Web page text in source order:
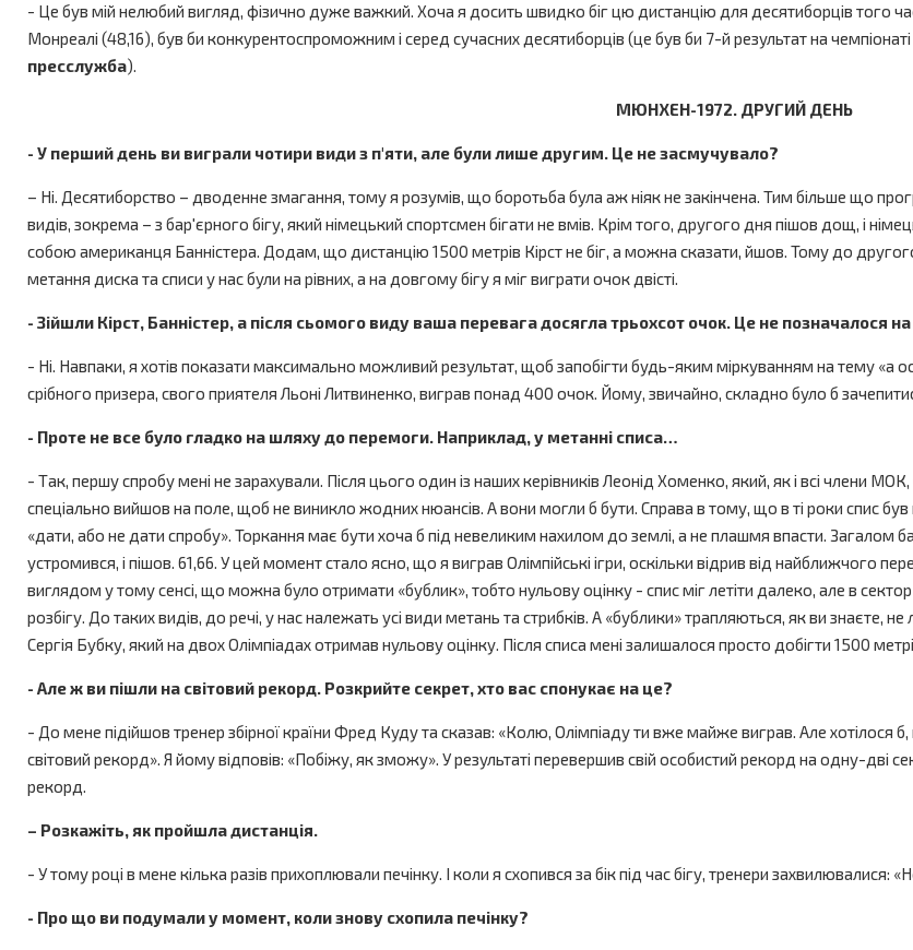
- Це був мій нелюбий вигляд, фізично дуже важкий. Хоча я досить швидко біг цю дистанцію для десятиборців того
Монреалі (48,16), був би конкурентоспроможним і серед сучасних десятиборців (це був би 7-й результат на
пресслужба).
МЮНХЕН-1972. ДРУГИЙ ДЕНЬ
- У перший день ви виграли чотири види з п'яти, але були лише другим. Це не засмучувало?
– Ні. Десятиборство – дводенне змагання, тому я розумів, що боротьба була аж ніяк не закінчена. Тим більше що
видів, зокрема – з бар'єрного бігу, який німецький спортсмен бігати не вмів. Крім того, другого дня пішов дощ, і
собою американця Банністера. Додам, що дистанцію 1500 метрів Кірст не біг, а можна сказати, йшов. Тому до
метання диска та списи у нас були на рівних, а на довгому бігу я міг виграти очок двісті.
- Зійшли Кірст, Банністер, а після сьомого виду ваша перевага досягла трьохсот очок. Це не позначалося на
- Ні. Навпаки, я хотів показати максимально можливий результат, щоб запобігти будь-яким міркуванням на тему «а
срібного призера, свого приятеля Льоні Литвиненко, виграв понад 400 очок. Йому, звичайно, складно було б
- Проте не все було гладко на шляху до перемоги. Наприклад, у метанні списа…
- Так, першу спробу мені не зарахували. Після цього один із наших керівників Леонід Хоменко, який, як і всі члени
спеціально вийшов на поле, щоб не виникло жодних нюансів. А вони могли б бути. Справа в тому, що в ті роки спис
«дати, або не дати спробу». Торкання має бути хоча б під невеликим нахилом до землі, а не плашмя впасти. Загалом
устромився, і пішов. 61,66. У цей момент стало ясно, що я виграв Олімпійські ігри, оскільки відрив від найближчого
виглядом у тому сенсі, що можна було отримати «бублик», тобто нульову оцінку - спис міг летіти далеко, але в
розбігу. До таких видів, до речі, у нас належать усі види метань та стрибків. А «бублики» трапляються, як ви
Сергія Бубку, який на двох Олімпіадах отримав нульову оцінку. Після списа мені залишалося просто добігти 1500
- Але ж ви пішли на світовий рекорд. Розкрийте секрет, хто вас спонукає на це?
- До мене підійшов тренер збірної країни Фред Куду та сказав: «Колю, Олімпіаду ти вже майже виграв. Але хотілося
світовий рекорд». Я йому відповів: «Побіжу, як зможу». У результаті перевершив свій особистий рекорд на одну-дві
рекорд.
– Розкажіть, як пройшла дистанція.
- У тому році в мене кілька разів прихоплювали печінку. І коли я схопився за бік під час бігу, тренери
- Про що ви подумали у момент, коли знову схопила печінку?